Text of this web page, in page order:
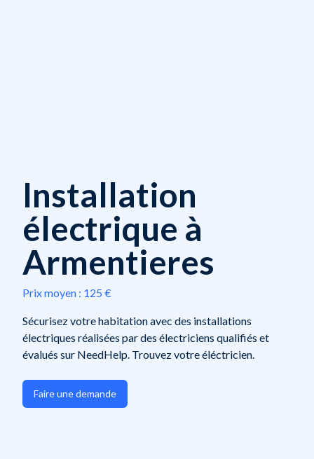
Installation
électrique à
Armentieres
Prix moyen : 125 €
Sécurisez votre habitation avec des installations
électriques réalisées par des électriciens qualifiés et
évalués sur NeedHelp. Trouvez votre éléctricien.
Faire une demande